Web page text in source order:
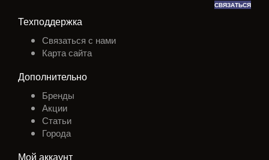
СВЯЗАТЬСЯ
Техподдержка
Связаться с нами
Карта сайта
Дополнительно
Бренды
Акции
Статьи
Города
Мой аккаунт